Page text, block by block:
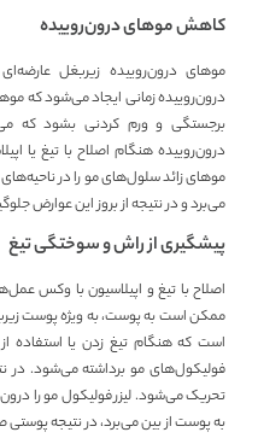
کاهش موهای درون‌روییده
موهای درون‌روییده زیربغل
درون‌روییده زمانی ایجاد می‌شود که
برجستگی و ورم کردنی بشود که
درون‌روییده هنگام اصلاح با تیغ یا
موهای زائد سلول‌های مو را در
می‌برد و در نتیجه از بروز این عوارض
پیشگیری از راش و سوختگی تیغ
اصلاح با تیغ و اپیلاسیون با وکس
ممکن است به پوست، به ویژه پوست
است که هنگام تیغ زدن یا استفاده
فولیکول‌های مو برداشته می‌شود. در
تحریک می‌شود. لیزر فولیکول مو را
به پوست از بین می‌برد، در نتیجه